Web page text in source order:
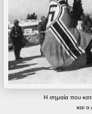
Η σημαία που
και ο